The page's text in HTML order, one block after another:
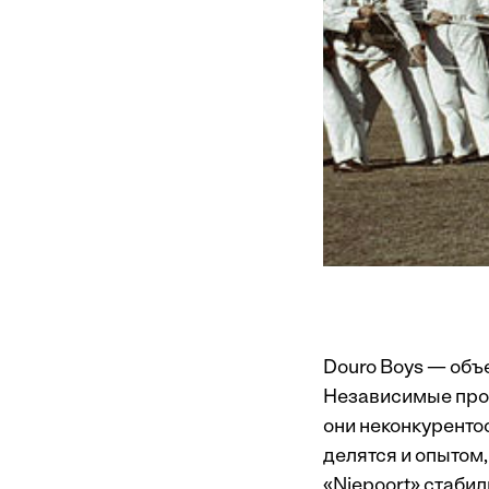
Douro Boys —
Независимые
они
делятся и